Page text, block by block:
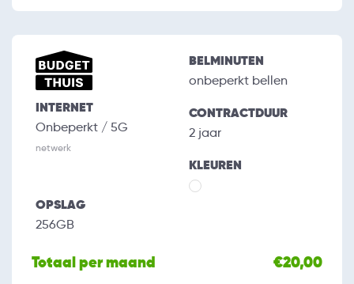
INTERNET
Onbeperkt / 5G
netwerk
BELMINUTEN
onbeperkt bellen
CONTRACTDUUR
2 jaar
KLEUREN
OPSLAG
256GB
Totaal per maand €20,00